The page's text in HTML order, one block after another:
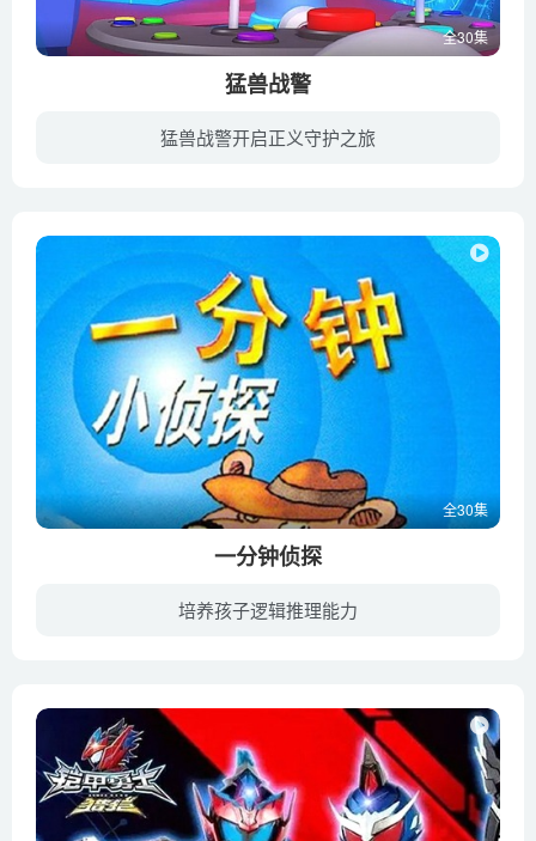
全30集
猛兽战警
猛兽战警开启正义守护之旅
全30集
一分钟侦探
培养孩子逻辑推理能力